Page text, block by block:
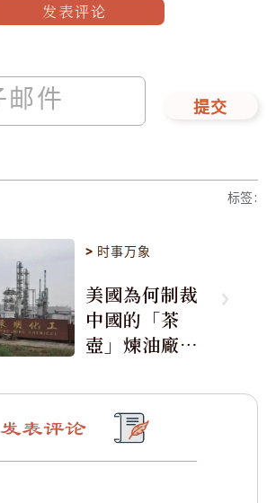
发表评论
提交
标签:
> 时事万象
美國為何制裁
中國的「茶
壺」煉油廠與4
发表评论